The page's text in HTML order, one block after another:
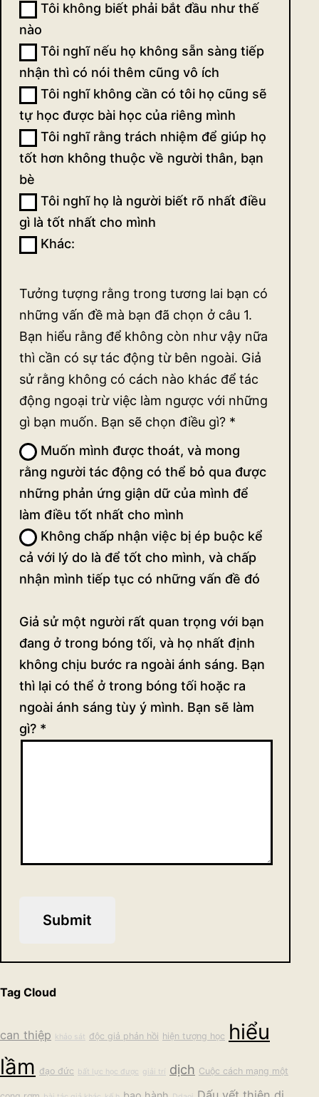
Tôi không biết phải bắt đầu như thế
nào
Tôi nghĩ nếu họ không sẵn sàng tiếp
nhận thì có nói thêm cũng vô ích
Tôi nghĩ không cần có tôi họ cũng sẽ
tự học được bài học của riêng mình
Tôi nghĩ rằng trách nhiệm để giúp họ
tốt hơn không thuộc về người thân, bạn
bè
Tôi nghĩ họ là người biết rõ nhất điều
gì là tốt nhất cho mình
Khác:
Tưởng tượng rằng trong tương lai bạn có
những vấn đề mà bạn đã chọn ở câu 1.
Bạn hiểu rằng để không còn như vậy nữa
thì cần có sự tác động từ bên ngoài. Giả
sử rằng không có cách nào khác để tác
động ngoại trừ việc làm ngược với những
gì bạn muốn. Bạn sẽ chọn điều gì? *
Muốn mình được thoát, và mong
rằng người tác động có thể bỏ qua được
những phản ứng giận dữ của mình để
làm điều tốt nhất cho mình
Không chấp nhận việc bị ép buộc kể
cả với lý do là để tốt cho mình, và chấp
nhận mình tiếp tục có những vấn đề đó
Giả sử một người rất quan trọng với bạn
đang ở trong bóng tối, và họ nhất định
không chịu bước ra ngoài ánh sáng. Bạn
thì lại có thể ở trong bóng tối hoặc ra
ngoài ánh sáng tùy ý mình. Bạn sẽ làm
gì? *
Submit
Tag Cloud
can thiệp khảo sát độc giả phản hồi hiện tượng học hiểu
lầm đạo đức bất lực học được giải trí dịch Cuộc cách mạng một